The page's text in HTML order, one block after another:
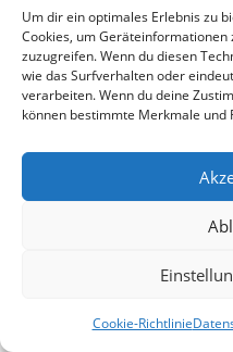
Um dir ein optimales Erlebnis zu
Cookies, um
zuzugreifen. Wenn du diesen
wie das Surfverhalten oder
verarbeiten. Wenn du deine
können bestimmte Merkmale
Cookie-Richtlinie
©